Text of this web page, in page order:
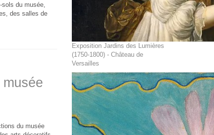
sols du musée,
des salles de
du musée
Exposition Jardins des Lumières
(1750-1800) - Château de
Versailles